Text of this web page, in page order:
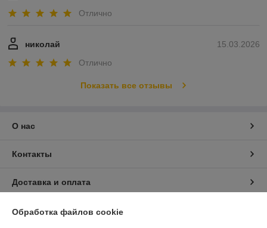
Отлично
15.03.2026
николай
Отлично
Показать все отзывы
О нас
Контакты
Доставка и оплата
График работы
Обработка файлов cookie